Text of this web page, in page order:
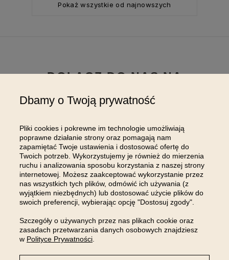
Pokaż wszystkie od najnowszych
DOŁĄCZ DO NAS NA
Dbamy o Twoją prywatność
Pliki cookies i pokrewne im technologie umożliwiają
poprawne działanie strony oraz pomagają nam
zapamiętać Twoje ustawienia i dostosować ofertę do
Twoich potrzeb. Wykorzystujemy je również do mierzenia
ruchu i analizowania sposobu korzystania z naszej strony
internetowej. Możesz zaakceptować wykorzystanie przez
nas wszystkich tych plików, odmówić ich używania (z
wyjątkiem niezbędnych) lub dostosować użycie plików do
swoich preferencji, wybierając opcję "Dostosuj zgody".
Szczegóły o używanych przez nas plikach cookie oraz
zasadach przetwarzania danych osobowych znajdziesz
w Polityce Prywatności